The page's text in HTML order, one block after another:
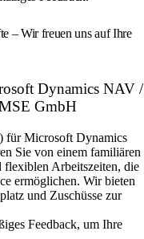
– Wir freuen uns auf Ihre
Dynamics NAV /
GmbH
für Microsoft Dynamics
Sie von einem familiären
Arbeitszeiten, die
ermöglichen. Wir bieten
und Zuschüsse zur
Feedback, um Ihre